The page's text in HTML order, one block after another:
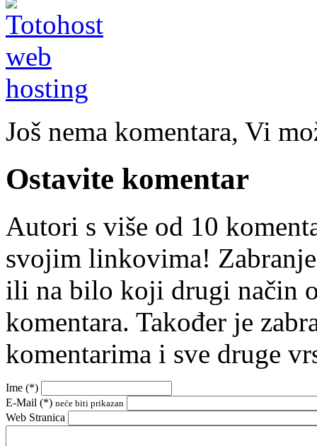
Još nema komentara, Vi
Ostavite komentar
Autori s više od 10
svojim linkovima!
ili na bilo koji drugi način
komentara. Također je
komentarima i sve druge
Ime (*)
E-Mail (*) neće biti prikazan
Web Stranica